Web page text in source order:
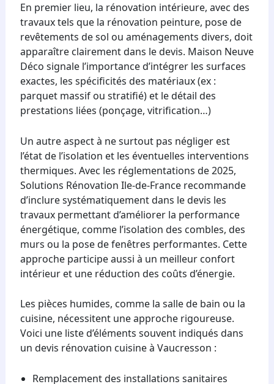
En premier lieu, la rénovation intérieure, avec des
travaux tels que la rénovation peinture, pose de
revêtements de sol ou aménagements divers, doit
apparaître clairement dans le devis. Maison Neuve
Déco signale l’importance d’intégrer les surfaces
exactes, les spécificités des matériaux (ex :
parquet massif ou stratifié) et le détail des
prestations liées (ponçage, vitrification…)
Un autre aspect à ne surtout pas négliger est
l’état de l’isolation et les éventuelles interventions
thermiques. Avec les réglementations de 2025,
Solutions Rénovation Ile-de-France recommande
d’inclure systématiquement dans le devis les
travaux permettant d’améliorer la performance
énergétique, comme l’isolation des combles, des
murs ou la pose de fenêtres performantes. Cette
approche participe aussi à un meilleur confort
intérieur et une réduction des coûts d’énergie.
Les pièces humides, comme la salle de bain ou la
cuisine, nécessitent une approche rigoureuse.
Voici une liste d’éléments souvent indiqués dans
un devis rénovation cuisine à Vaucresson :
Remplacement des installations sanitaires